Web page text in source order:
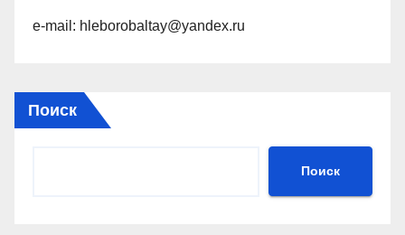
e-mail: hleborobaltay@yandex.ru
Поиск
Поиск